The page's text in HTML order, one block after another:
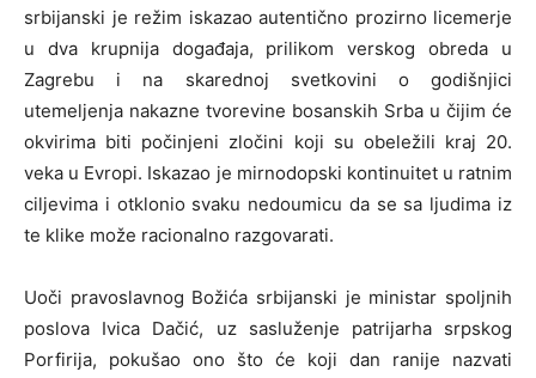
srbijanski je režim iskazao autentično prozirno licemerje
u dva krupnija događaja, prilikom verskog obreda u
Zagrebu i na skarednoj svetkovini o godišnjici
utemeljenja nakazne tvorevine bosanskih Srba u čijim će
okvirima biti počinjeni zločini koji su obeležili kraj 20.
veka u Evropi. Iskazao je mirnodopski kontinuitet u ratnim
ciljevima i otklonio svaku nedoumicu da se sa ljudima iz
te klike može racionalno razgovarati.
Uoči pravoslavnog Božića srbijanski je ministar spoljnih
poslova Ivica Dačić, uz sasluženje patrijarha srpskog
Porfirija, pokušao ono što će koji dan ranije nazvati